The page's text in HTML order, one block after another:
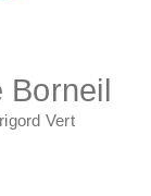
Borneil
Vert